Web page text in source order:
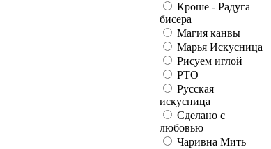
Кроше - Радуга
бисера
Магия канвы
Марья Искусница
Рисуем иглой
РТО
Русская
искусница
Сделано с
любовью
Чаривна Мить